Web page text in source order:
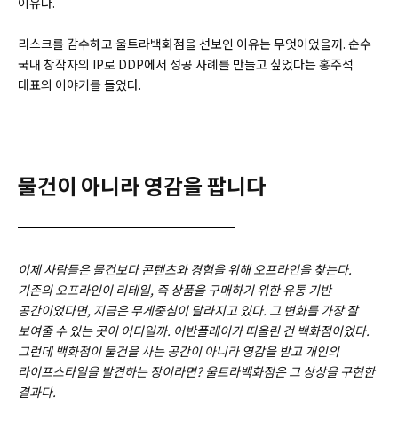
리스크를 감수하고 울트라백화점을 선보인 이유는 무엇이었을까. 순수
국내 창작자의 IP로 DDP에서 성공 사례를 만들고 싶었다는 홍주석
대표의 이야기를 들었다.
물건이 아니라 영감을 팝니다
이제 사람들은 물건보다 콘텐츠와 경험을 위해 오프라인을 찾는다.
기존의 오프라인이 리테일, 즉 상품을 구매하기 위한 유통 기반
공간이었다면, 지금은 무게중심이 달라지고 있다. 그 변화를 가장 잘
보여줄 수 있는 곳이 어디일까. 어반플레이가 떠올린 건 백화점이었다.
그런데 백화점이 물건을 사는 공간이 아니라 영감을 받고 개인의
라이프스타일을 발견하는 장이라면? 울트라백화점은 그 상상을 구현한
결과다.